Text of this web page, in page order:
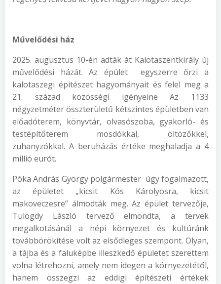
Művelődési ház
2025. augusztus 10-én adták át Kalotaszentkirály új
művelődési házát. Az épület egyszerre őrzi a
kalotaszegi építészet hagyományait és felel meg a
21. század közösségi igényeine Az 1133
négyzetméter összterületű kétszintes épületben van
előadóterem, könyvtár, olvasószoba, gyakorló- és
testépítőterem mosdókkal, öltözőkkel,
zuhanyzókkal. A beruházás értéke meghaladja a 4
millió eurót.
Póka András György polgármester úgy fogalmazott,
az épületet „kicsit Kós Károlyosra, kicsit
makoveczesre” álmodták meg. Az épület tervezője,
Tulogdy László tervező elmondta, a tervek
megalkotásánál a népi környezet és kultúránk
továbbörökítése volt az elsődleges szempont. Olyan,
a tájba és a faluképbe illeszkedő épületet szerettem
volna létrehozni, amely nem idegen a környezetétől,
hanem összegzi az eddigi építészeti értékek